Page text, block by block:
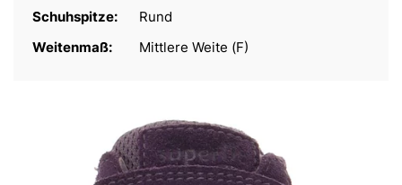
Schuhspitze:
Rund
Weitenmaß:
Mittlere Weite (F)